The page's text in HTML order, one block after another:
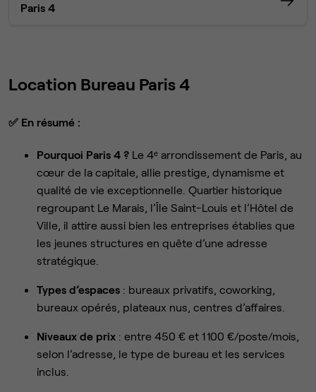
Paris 4
Location Bureau Paris 4
✅ En résumé :
Pourquoi Paris 4 ? Le 4ᵉ arrondissement de Paris, au
cœur de la capitale, allie prestige, dynamisme et
qualité de vie exceptionnelle. Quartier historique
regroupant Le Marais, l’Île Saint-Louis et l’Hôtel de
Ville, il attire aussi bien les entreprises établies que
les jeunes structures en quête d’une adresse
stratégique.
Types d’espaces : bureaux privatifs, coworking,
bureaux opérés, plateaux nus, centres d’affaires.
Niveaux de prix : entre 450 € et 1 100 €/poste/mois,
selon l’adresse, le type de bureau et les services
inclus.